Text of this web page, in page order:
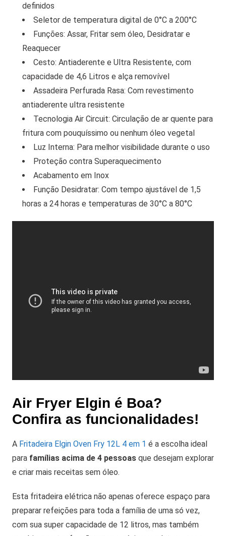
definidos
Seletor de temperatura digital de 0°C a 200°C
Funções: Assar, Fritar sem óleo, Desidratar e
Reaquecer
Cesto: Antiaderente e Ultra Resistente, com
capacidade de 4,6 Litros e alça removível
Assadeira Perfurada Rasa: Com revestimento
antiaderente ultra resistente
Tecnologia Air Circuit: Circulação de ar quente para
fritura com pouquíssimo ou nenhum óleo vegetal
Luz Interna: Para melhor visibilidade durante o uso
Proteção contra Superaquecimento
Acabamento em Inox
Função Desidratar: Com tempo ajustável de 1,5
horas a 24 horas e temperaturas de 30°C a 80°C
Air Fryer Elgin é Boa?
Confira as funcionalidades!
A Fritadeira Elgin Oven Fry 12L 4 em 1 é a escolha ideal
para famílias acima de 4 pessoas que desejam explorar
e criar mais receitas sem óleo.
Esta fritadeira elétrica não apenas oferece espaço para
preparar refeições para toda a família de uma só vez,
com sua super capacidade de 12 litros, mas também